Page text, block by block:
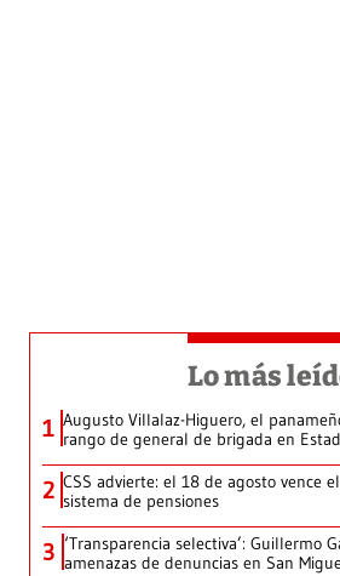
Lo más
1 Augusto Villalaz-Higuero, el
rango de general de brigada en
2 CSS advierte: el 18 de agosto vence
sistema de pensiones
3 ‘Transparencia selectiva’: Guillermo
amenazas de denuncias en San